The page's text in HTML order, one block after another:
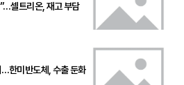
셀트리온, 재고 부담
한미반도체, 수출 둔화